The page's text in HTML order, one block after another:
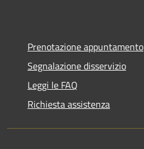
Prenotazione appuntamento
Segnalazione disservizio
Leggi le FAQ
Richiesta assistenza